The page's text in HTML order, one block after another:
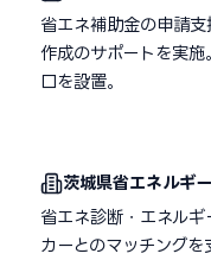
省エネ補助金の申請
作成のサポートを実
口を設置。
茨城県省エネルギ
省エネ診断・エネル
カーとのマッチング